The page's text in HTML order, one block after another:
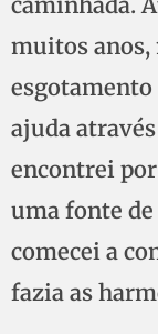
muitos anos,
ajuda
encontrei
uma fonte de
comecei a
fazia as